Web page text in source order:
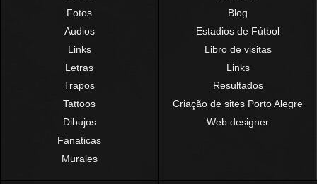
Fotos
Audios
Links
Letras
Trapos
Tattoos
Dibujos
Fanaticas
Murales
Blog
Estadios de Fútbol
Libro de visitas
Links
Resultados
Criação de sites Porto Alegre
Web designer